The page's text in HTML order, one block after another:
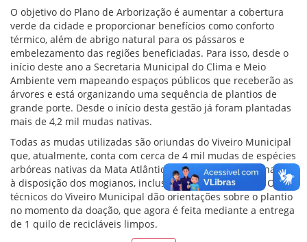
O objetivo do Plano de Arborização é aumentar a cobertura
verde da cidade e proporcionar benefícios como conforto
térmico, além de abrigo natural para os pássaros e
embelezamento das regiões beneficiadas. Para isso, desde o
início deste ano a Secretaria Municipal do Clima e Meio
Ambiente vem mapeando espaços públicos que receberão as
árvores e está organizando uma sequência de plantios de
grande porte. Desde o início desta gestão já foram plantadas
mais de 4,2 mil mudas nativas.
Todas as mudas utilizadas são oriundas do Viveiro Municipal
que, atualmente, conta com cerca de 4 mil mudas de espécies
arbóreas nativas da Mata Atlântica. Há várias espécies nativas
à disposição dos mogianos, inclusive árvores frutíferas. Os
técnicos do Viveiro Municipal dão orientações sobre o plantio
no momento da doação, que agora é feita mediante a entrega
de 1 quilo de recicláveis limpos.